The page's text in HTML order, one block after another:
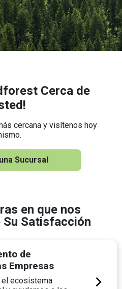
Cerca de
cercana y visítenos hoy
Sucursal
en que nos
Su Satisfacción
de
Empresas
ecosistema